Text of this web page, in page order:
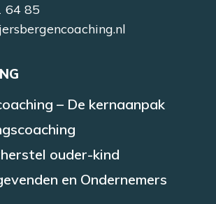
64 85
– De kernaanpak
ouder-kind
en Ondernemers